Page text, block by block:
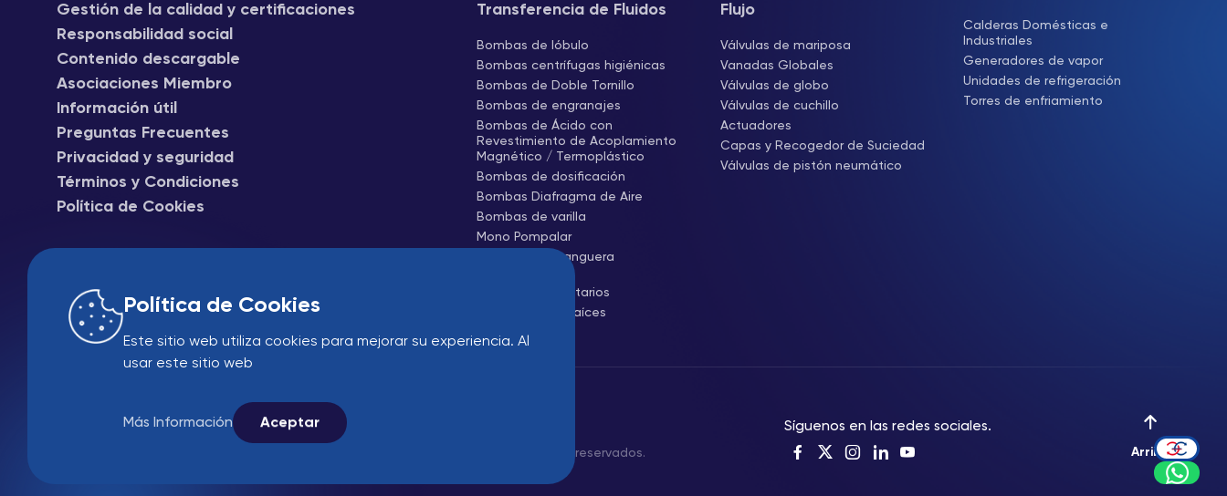
Gestión de la calidad y certificaciones
Responsabilidad social
Contenido descargable
Asociaciones Miembro
Información útil
Preguntas Frecuentes
Privacidad y seguridad
Términos y Condiciones
Política de Cookies
Transferencia de Fluidos
Bombas de lóbulo
Bombas centrífugas higiénicas
Bombas de Doble Tornillo
Bombas de engranajes
Bombas de Ácido con
Revestimiento de Acoplamiento
Magnético / Termoplástico
Bombas de dosificación
Bombas Diafragma de Aire
Bombas de varilla
Mono Pompalar
Bombas de manguera
Sopladores Sanitarios
Sopladores de raíces
Flujo
Válvulas de mariposa
Vanadas Globales
Válvulas de globo
Válvulas de cuchillo
Actuadores
Capas y Recogedor de Suciedad
Válvulas de pistón neumático
Calderas Domésticas e
Industriales
Generadores de vapor
Unidades de refrigeración
Torres de enfriamiento
Comercio B2B
© 2005-2026 Ekin Industrial - Todos los derechos reservados.
Síguenos en las redes sociales.
Arriba
Política de Cookies
Este sitio web utiliza cookies para mejorar su experiencia. Al
usar este sitio web
Más Información Aceptar